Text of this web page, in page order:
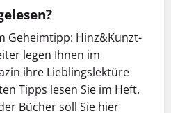
Geheimtipp: Hinz&Kunzt-
legen Ihnen im
ihre Lieblingslektüre
Tipps lesen Sie im Heft.
Bücher soll Sie hier